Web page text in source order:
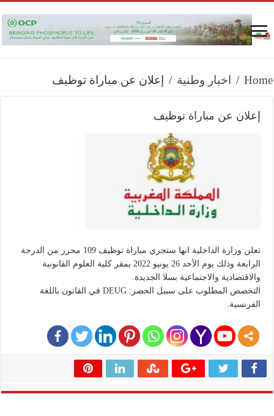
Home
/ اخبار وطنية / إعلان عن مباراة توظيف
إعلان عن مباراة توظيف
تعلن وزارة الداخلية انها ستجري مباراة توظيف 109 محرر من الدرجة
الرابعة وذلك يوم الأحد 26 يونيو 2022 بمقر كلية العلوم القانونية
والاقتصادية والاجتماعية بسلا الجديدة.
التخصص المطلوب على سبيل الحصر: DEUG في القانون باللغة
الفرنسية.